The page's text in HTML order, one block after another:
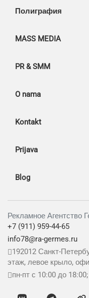
Полиграфия
MASS MEDIA
PR & SMM
O nama
Our works
Kontakt
Prijava
Blog
Рекламное Агентство
+7 (911) 959-44-65
info78@ra-germes.ru
192012 Санкт-
этаж, левое крыло,
пн-пт с 10:00 до